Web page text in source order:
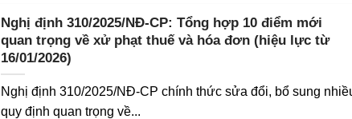
Nghị định 310/2025/NĐ-CP: Tổng hợp 10 điểm mới
quan trọng về xử phạt thuế và hóa đơn (hiệu lực từ
16/01/2026)
Nghị định 310/2025/NĐ-CP chính thức sửa đổi, bổ sung
quy định quan trọng về...